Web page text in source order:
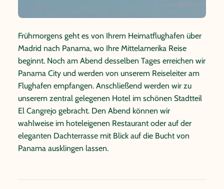
Frühmorgens geht es von Ihrem Heimatflughafen über
Madrid nach Panama, wo Ihre Mittelamerika Reise
beginnt. Noch am Abend desselben Tages erreichen wir
Panama City und werden von unserem Reiseleiter am
Flughafen empfangen. Anschließend werden wir zu
unserem zentral gelegenen Hotel im schönen Stadtteil
El Cangrejo gebracht. Den Abend können wir
wahlweise im hoteleigenen Restaurant oder auf der
eleganten Dachterrasse mit Blick auf die Bucht von
Panama ausklingen lassen.